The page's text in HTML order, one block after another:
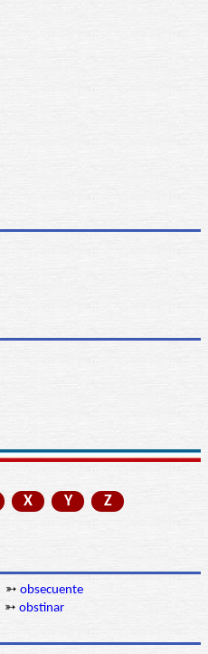
X Y Z
➳ obsecuente
➳ obstinar